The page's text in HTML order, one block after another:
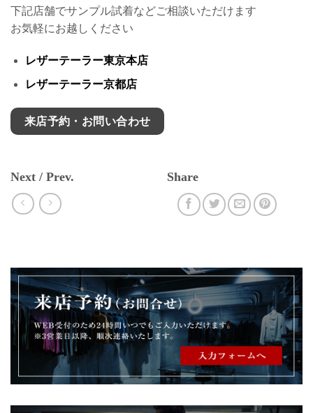
下記店舗でサンプル試着などご相談いただけます
お気軽にお越しください
レザーテーラー東京本店
レザーテーラー京都店
来店予約・お問い合わせ
Next / Prev. Share